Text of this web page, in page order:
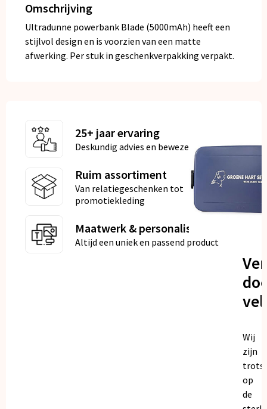
Omschrijving
Ultradunne powerbank Blade (5000mAh) heeft een
stijlvol design en is voorzien van een matte
afwerking. Per stuk in geschenkverpakking verpakt.
25+ jaar ervaring
Deskundig advies en bewezen kwaliteit
Ruim assortiment
Van relatiegeschenken tot
promotiekleding
Maatwerk & personalisatie
Altijd een uniek en passend product
Wij
zijn
trots
op
de